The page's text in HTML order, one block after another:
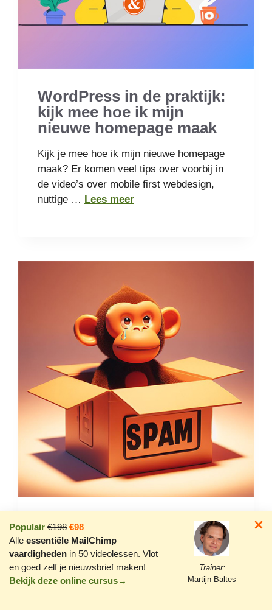
Populair €198 €98
Alle essentiële MailChimp
vaardigheden in 50 videolessen. Vlot
en goed zelf je nieuwsbrief maken!
Bekijk deze online cursus→
Trainer:
Martijn Baltes
WordPress in de praktijk:
kijk mee hoe ik mijn
nieuwe homepage maak
Kijk je mee hoe ik mijn nieuwe homepage
maak? Er komen veel tips over voorbij in
de video’s over mobile first webdesign,
nuttige … Lees meer
Dit soort Mailchimp
nieuwsbrieven belandt
gegarandeerd in de spam
Als je buiten Mailchimp een mooi ontwerp